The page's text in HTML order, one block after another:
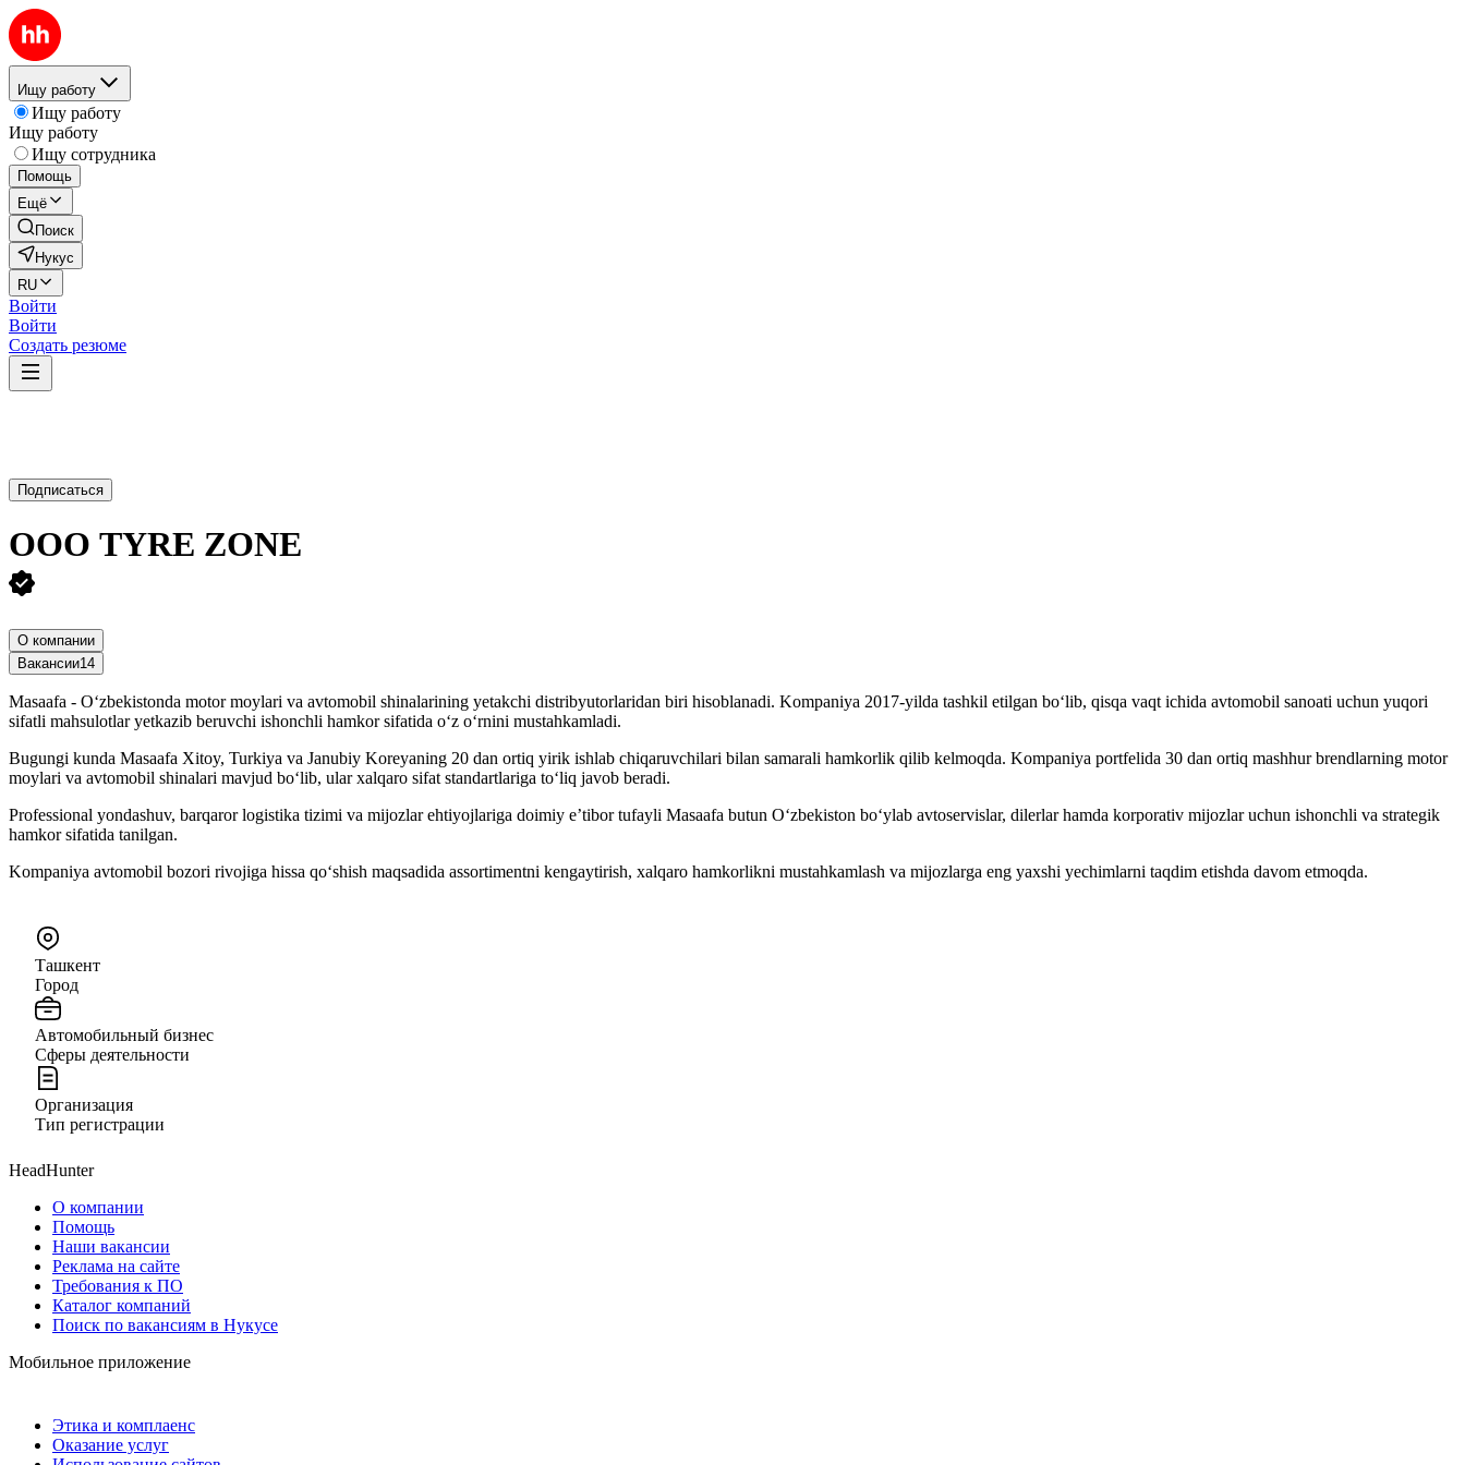
Ищу работу
Ищу работу
Ищу работу
Ищу сотрудника
Помощь
Ещё
Поиск
Нукус
RU
Войти
Войти
Создать резюме
Подписаться
ООО TYRE ZONE
О компании
Вакансии14
Masaafa - O‘zbekistonda motor moylari va avtomobil shinalarining yetakchi distribyutorlaridan biri hisoblanadi. Kompaniya 2017-yilda tashkil etilgan bo‘lib, qisqa vaqt ichida avtomobil sanoati uchun yuqori
sifatli mahsulotlar yetkazib beruvchi ishonchli hamkor sifatida o‘z o‘rnini mustahkamladi.
Bugungi kunda Masaafa Xitoy, Turkiya va Janubiy Koreyaning 20 dan ortiq yirik ishlab chiqaruvchilari bilan samarali hamkorlik qilib kelmoqda. Kompaniya portfelida 30 dan ortiq mashhur brendlarning motor
moylari va avtomobil shinalari mavjud bo‘lib, ular xalqaro sifat standartlariga to‘liq javob beradi.
Professional yondashuv, barqaror logistika tizimi va mijozlar ehtiyojlariga doimiy e’tibor tufayli Masaafa butun O‘zbekiston bo‘ylab avtoservislar, dilerlar hamda korporativ mijozlar uchun ishonchli va strategik
hamkor sifatida tanilgan.
Kompaniya avtomobil bozori rivojiga hissa qo‘shish maqsadida assortimentni kengaytirish, xalqaro hamkorlikni mustahkamlash va mijozlarga eng yaxshi yechimlarni taqdim etishda davom etmoqda.
Ташкент
Город
Автомобильный бизнес
Сферы деятельности
Организация
Тип регистрации
HeadHunter
О компании
Помощь
Наши вакансии
Реклама на сайте
Требования к ПО
Каталог компаний
Поиск по вакансиям в Нукусе
Мобильное приложение
Этика и комплаенс
Оказание услуг